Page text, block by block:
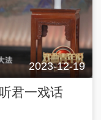
2023-12-19
君一戏话